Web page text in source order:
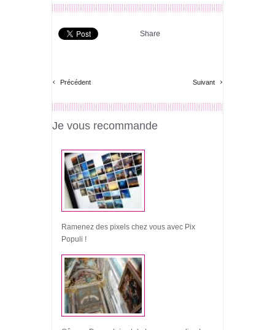
Share
‹ Précédent Suivant ›
Je vous recommande
Ramenez des pixels chez vous avec Pix
Populi !